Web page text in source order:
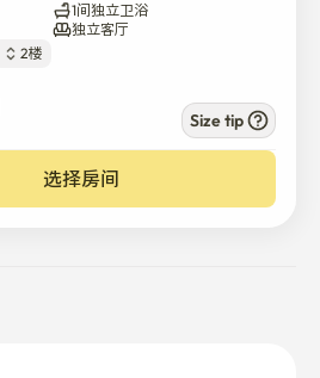
1间独立卫浴
独立客厅
2楼
Size tip
选择房间